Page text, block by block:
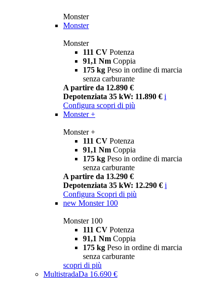
Monster
Monster
Monster
111 CV Potenza
91,1 Nm Coppia
175 kg Peso in ordine di marcia
senza carburante
A partire da 12.890 €
Depotenziata 35 kW: 11.890 € i
Configura scopri di più
Monster +
Monster +
111 CV Potenza
91,1 Nm Coppia
175 kg Peso in ordine di marcia
senza carburante
A partire da 13.290 €
Depotenziata 35 kW: 12.290 € i
Configura Scopri di più
new Monster 100
Monster 100
111 CV Potenza
91,1 Nm Coppia
175 kg Peso in ordine di marcia
senza carburante
scopri di più
MultistradaDa 16.690 €